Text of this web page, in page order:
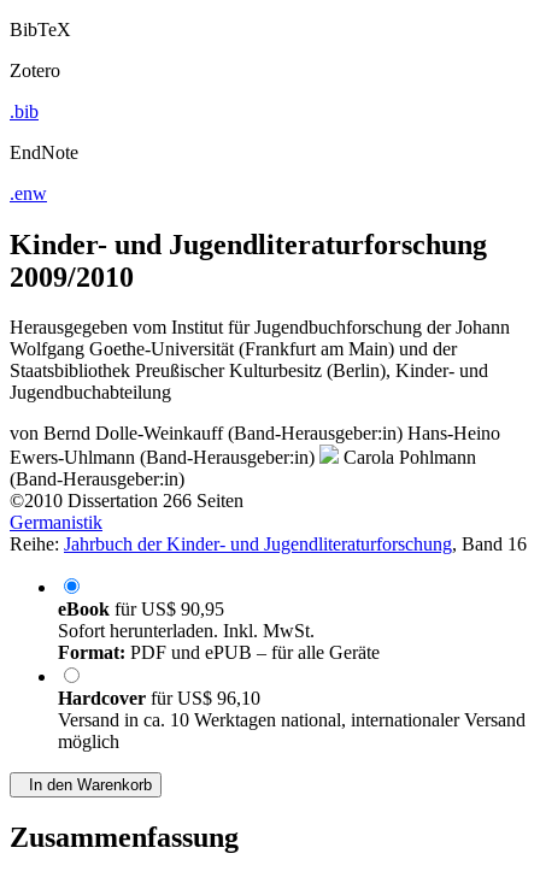
BibTeX
Zotero
.bib
EndNote
.enw
Kinder- und Jugendliteraturforschung
2009/2010
Herausgegeben vom Institut für Jugendbuchforschung der Johann
Wolfgang Goethe-Universität (Frankfurt am Main) und der
Staatsbibliothek Preußischer Kulturbesitz (Berlin), Kinder- und
Jugendbuchabteilung
von Bernd Dolle-Weinkauff (Band-Herausgeber:in) Hans-Heino
Ewers-Uhlmann (Band-Herausgeber:in)
Carola Pohlmann
(Band-Herausgeber:in)
©2010 Dissertation 266 Seiten
Germanistik
Reihe: Jahrbuch der Kinder- und Jugendliteraturforschung, Band 16
eBook fürUS$ 90,95
Sofort herunterladen. Inkl. MwSt.
Format: PDF und ePUB – für alle Geräte
Hardcover fürUS$ 96,10
Versand in ca. 10 Werktagen national, internationaler Versand
möglich
In den Warenkorb
Zusammenfassung